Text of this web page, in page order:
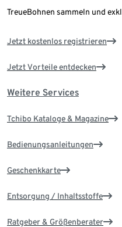
TreueBohnen sammeln und
Jetzt kostenlos registrieren
Jetzt Vorteile entdecken
Weitere Services
Tchibo Kataloge & Magazine
Bedienungsanleitungen
Geschenkkarte
Entsorgung / Inhaltsstoffe
Ratgeber & Größenberater